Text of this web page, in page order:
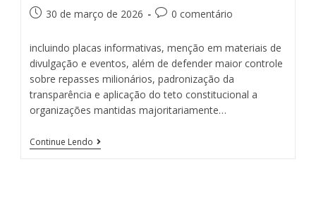
30 de março de 2026 0 comentário
incluindo placas informativas, menção em materiais de
divulgação e eventos, além de defender maior controle
sobre repasses milionários, padronização da
transparência e aplicação do teto constitucional a
organizações mantidas majoritariamente…
Continue Lendo